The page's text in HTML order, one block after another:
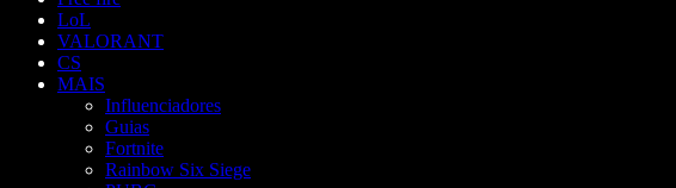
LoL
VALORANT
CS
MAIS
Influenciadores
Guias
Fortnite
Rainbow Six Siege